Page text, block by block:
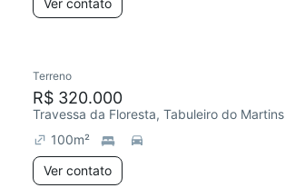
Ver contato
Terreno
R$ 320.000
Travessa da Floresta, Tabuleiro do Martins
100m²
Ver contato